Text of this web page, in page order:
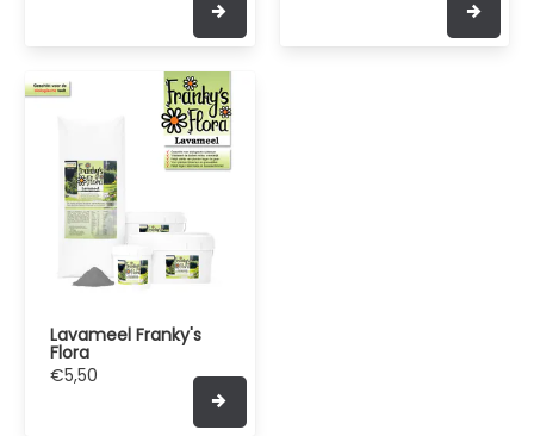
Lavameel Franky's
Flora
€5,50